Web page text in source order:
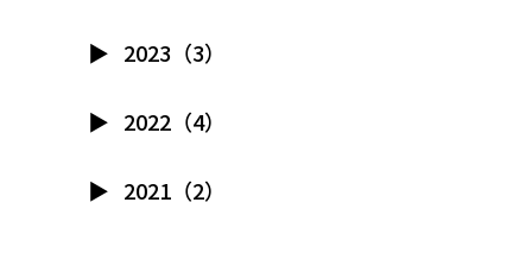
2023（3）
2022（4）
2021（2）